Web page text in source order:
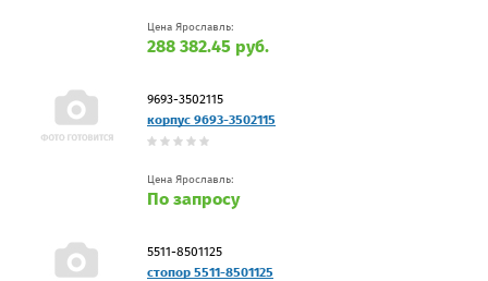
Цена Ярославль:
288 382.45 руб.
9693-3502115
корпус 9693-3502115
Цена Ярославль:
По запросу
5511-8501125
стопор 5511-8501125